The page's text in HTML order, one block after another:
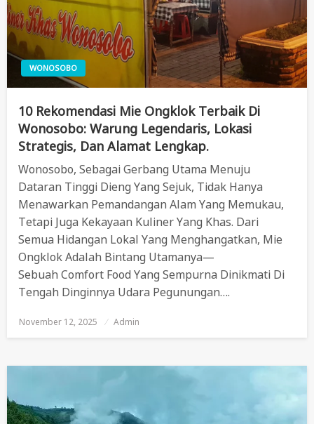
WONOSOBO
10 Rekomendasi Mie Ongklok Terbaik Di
Wonosobo: Warung Legendaris, Lokasi
Strategis, Dan Alamat Lengkap.
Wonosobo, Sebagai Gerbang Utama Menuju
Dataran Tinggi Dieng Yang Sejuk, Tidak Hanya
Menawarkan Pemandangan Alam Yang Memukau,
Tetapi Juga Kekayaan Kuliner Yang Khas. Dari
Semua Hidangan Lokal Yang Menghangatkan, Mie
Ongklok Adalah Bintang Utamanya—
Sebuah Comfort Food Yang Sempurna Dinikmati Di
Tengah Dinginnya Udara Pegunungan….
Posted
November 12, 2025 Admin